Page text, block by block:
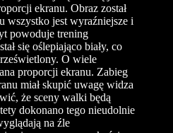
ekranu. Obraz został
wszystko jest wyraźniejsze i
powoduje trening
się oślepiająco biały, co
O wiele
proporcji ekranu. Zabieg
miał skupić uwagę widza
że sceny walki będą
dokonano tego nieudolnie
na źle